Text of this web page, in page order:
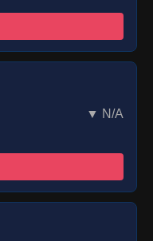
▼ N/A